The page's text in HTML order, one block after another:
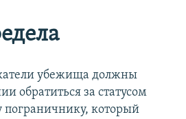
убежища должны
обратиться за статусом
пограничнику, который